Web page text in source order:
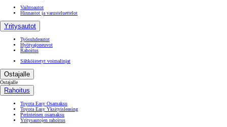
Vaihtoautot
Hinnastot ja varusteluettelot
Yritysautot
Työsuhdeautot
Hyötyajoneuvot
Rahoitus
Sähköistetyt voimalinjat
Ostajalle
Ostajalle
Rahoitus
Toyota Easy Osamaksu
Toyota Easy Yksityisleasing
Perinteinen osamaksu
Yritysautojen rahoitus